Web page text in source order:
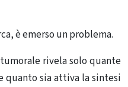
è emerso un problema.
rivela solo quante
quanto sia attiva la sintesi